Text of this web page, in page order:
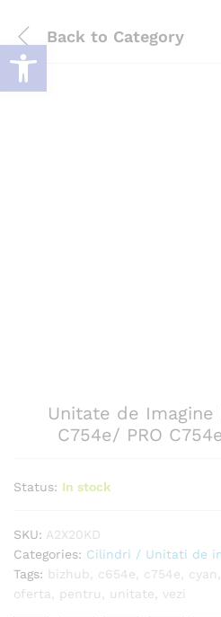
Back to Category
Unitate de
C754e/ PRO
Status: In stock
SKU: A2X20KD
Categories: Cilindri / Unitati de
Tags: bizhub c654e c754e cyan
oferta
pentru unitate vezi
Deschide bara de unelte